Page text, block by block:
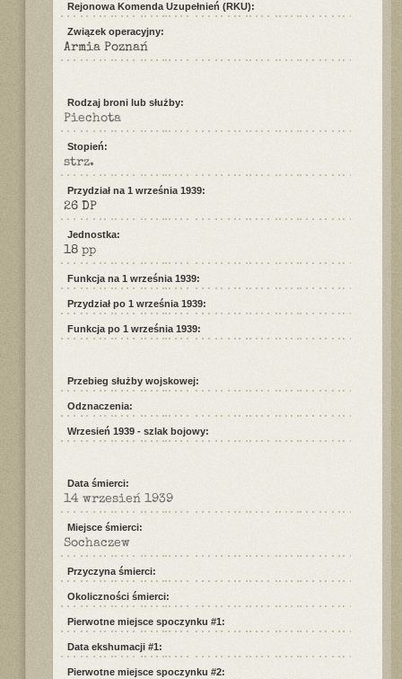
Rejonowa Komenda Uzupełnień (RKU):
Związek operacyjny:
Armia Poznań
Rodzaj broni lub służby:
Piechota
Stopień:
strz.
Przydział na 1 września 1939:
26 DP
Jednostka:
18 pp
Funkcja na 1 września 1939:
Przydział po 1 września 1939:
Funkcja po 1 września 1939:
Przebieg służby wojskowej:
Odznaczenia:
Wrzesień 1939 - szlak bojowy:
Data śmierci:
14 wrzesień 1939
Miejsce śmierci:
Sochaczew
Przyczyna śmierci:
Okoliczności śmierci:
Pierwotne miejsce spoczynku #1:
Data ekshumacji #1:
Pierwotne miejsce spoczynku #2: